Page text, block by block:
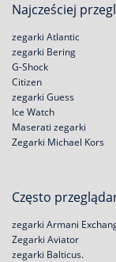
Najcześciej
zegarki Atlantic
zegarki Bering
G-Shock
Citizen
zegarki Guess
Ice Watch
Maserati zegarki
Zegarki Michael Kors
Często
zegarki Armani
Zegarki Aviator
zegarki Balticus.